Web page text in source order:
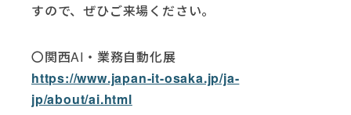
すので、ぜひご来場ください。
〇関西AI・業務自動化展
https://www.japan-it-osaka.jp/ja-
jp/about/ai.html